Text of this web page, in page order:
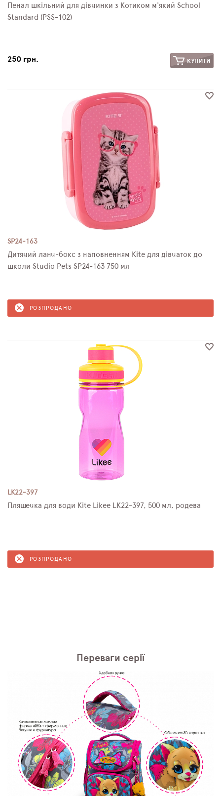
Пенал шкільний для дівчинки з Котиком м'який School
Standard (PSS-102)
250 грн. КУПИТИ
SP24-163
Дитячий ланч-бокс з наповненням Kite для дівчаток до
школи Studio Pets SP24-163 750 мл
РОЗПРОДАНО
LK22-397
Пляшечка для води Kite Likee LK22-397, 500 мл, родева
РОЗПРОДАНО
Переваги серії